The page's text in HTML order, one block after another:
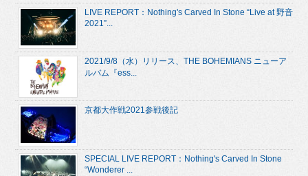
LIVE REPORT：Nothing's Carved In Stone “Live at 野音
2021”...
2021/9/8（水）リリース、THE BOHEMIANS ニューア
ルバム『ess...
京都大作戦2021参戦後記
SPECIAL LIVE REPORT：Nothing's Carved In Stone
“Wonderer ...